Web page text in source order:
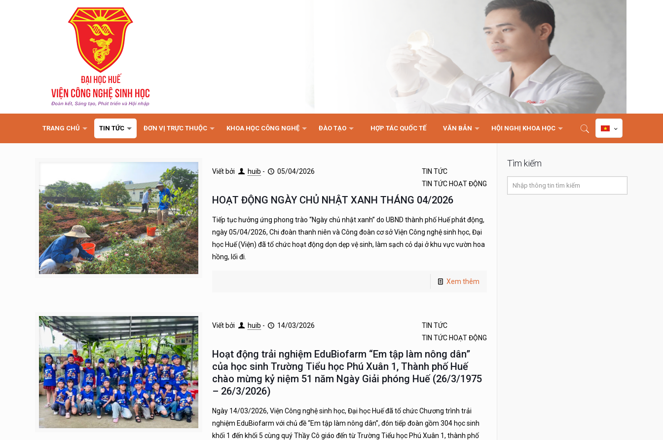
TRANG CHỦ TIN TỨC ĐƠN VỊ TRỰC THUỘC KHOA HỌC CÔNG NGHỆ ĐÀO TẠO HỢP TÁC QUỐC TẾ VĂN BẢN HỘI NGHỊ KHOA HỌC
Viết bởi huib - 05/04/2026
TIN TỨC
TIN TỨC HOẠT ĐỘNG
HOẠT ĐỘNG NGÀY CHỦ NHẬT XANH THÁNG 04/2026
Tiếp tục hưởng ứng phong trào “Ngày chủ nhật xanh” do UBND thành phố Huế phát động,
ngày 05/04/2026, Chi đoàn thanh niên và Công đoàn cơ sở Viện Công nghệ sinh học, Đại
học Huế (Viện) đã tổ chức hoạt động dọn dẹp vệ sinh, làm sạch cỏ dại ở khu vực vườn hoa
hồng, lối đi.
Xem thêm
Viết bởi huib - 14/03/2026
TIN TỨC
TIN TỨC HOẠT ĐỘNG
Hoạt động trải nghiệm EduBiofarm “Em tập làm nông dân”
của học sinh Trường Tiểu học Phú Xuân 1, Thành phố Huế
chào mừng kỷ niệm 51 năm Ngày Giải phóng Huế (26/3/1975
– 26/3/2026)
Ngày 14/03/2026, Viện Công nghệ sinh học, Đại học Huế đã tổ chức Chương trình trải
nghiệm EduBiofarm với chủ đề “Em tập làm nông dân”, đón tiếp đoàn gồm 304 học sinh
khối 1 đến khối 5 cùng quý Thầy Cô giáo đến từ Trường Tiểu học Phú Xuân 1, thành phố
Tìm kiếm